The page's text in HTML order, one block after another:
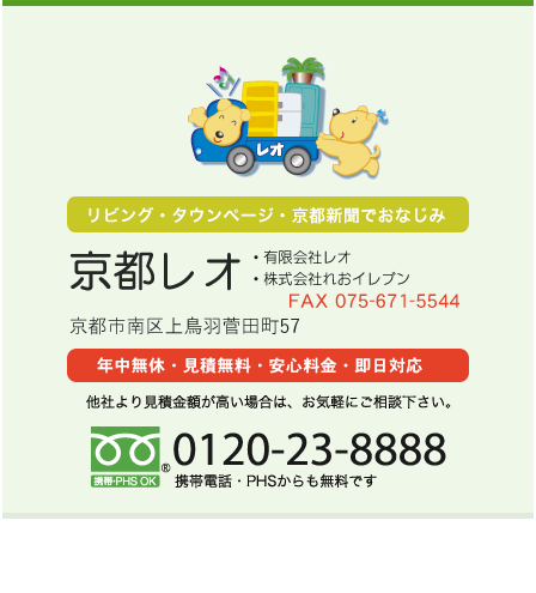
京都レオではお客様の大切な
いただきます。親切丁寧に対
応致します。
まずは無料見積りから！電話
お気軽にご依頼下さい。
京都府京都市南区久世橋通大宮下ル東
電話番号：0120-23-8888